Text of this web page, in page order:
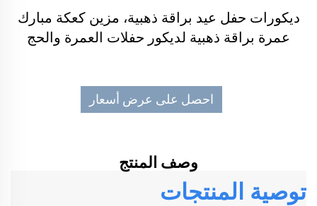
ديكورات حفل عيد براقة ذهبية، مزين كعكة مبارك
عمرة براقة ذهبية لديكور حفلات العمرة والحج
احصل على عرض أسعار
وصف المنتج
توصية المنتجات